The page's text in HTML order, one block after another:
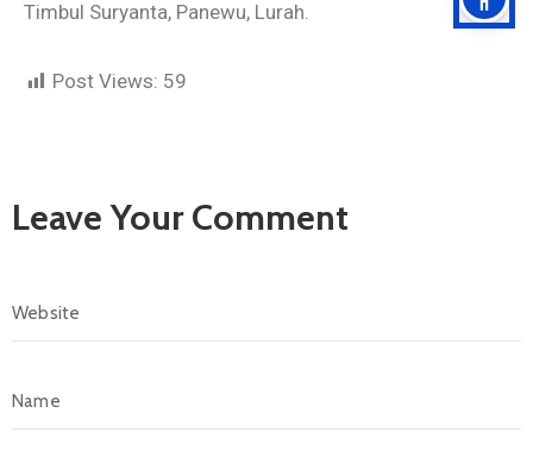
Timbul Suryanta, Panewu, Lurah.
Post Views: 59
Leave Your Comment